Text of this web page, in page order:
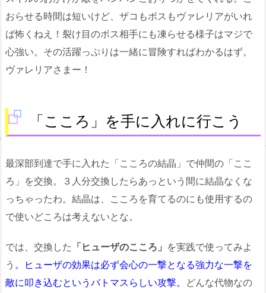
おらせる時間は短いけど、ザコもボスもヴァレリアがいれ
ば怖くねえ！裂け目のボス相手にも凍らせる様子はマジで
心強い。その活躍っぷりは一緒に冒険すればわかるはず。
ヴァレリアさまー！
「こころ」を手に入れに行こう
最深部到達で手に入れた「こころの結晶」で仲間の「ここ
ろ」を交換。３人分交換したらあっという間に結晶なくな
っちゃったわ。結晶は、こころを育てるのにも使用するの
で使いどころは考えないとな。
では、交換した 「ヒューザのこころ」 を実践で使ってみよ
う 。ヒューザの効果は必ず会心の一撃となる強力な一撃を
敵に叩き込むというバトマスらしい攻撃。 どんな代物なの